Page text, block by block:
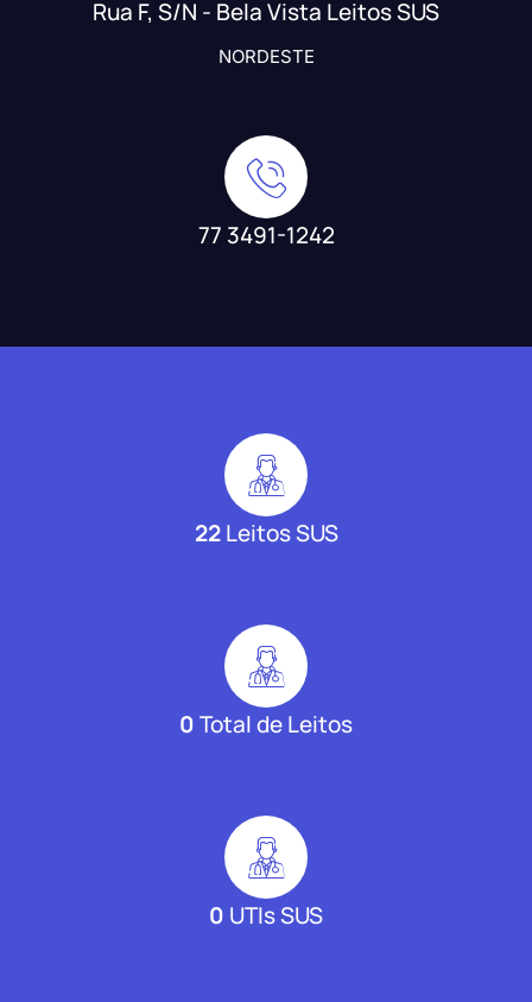
Rua F, S/N - Bela Vista Leitos SUS
NORDESTE
77 3491-1242
22Leitos SUS
0Total de Leitos
0 UTIs SUS